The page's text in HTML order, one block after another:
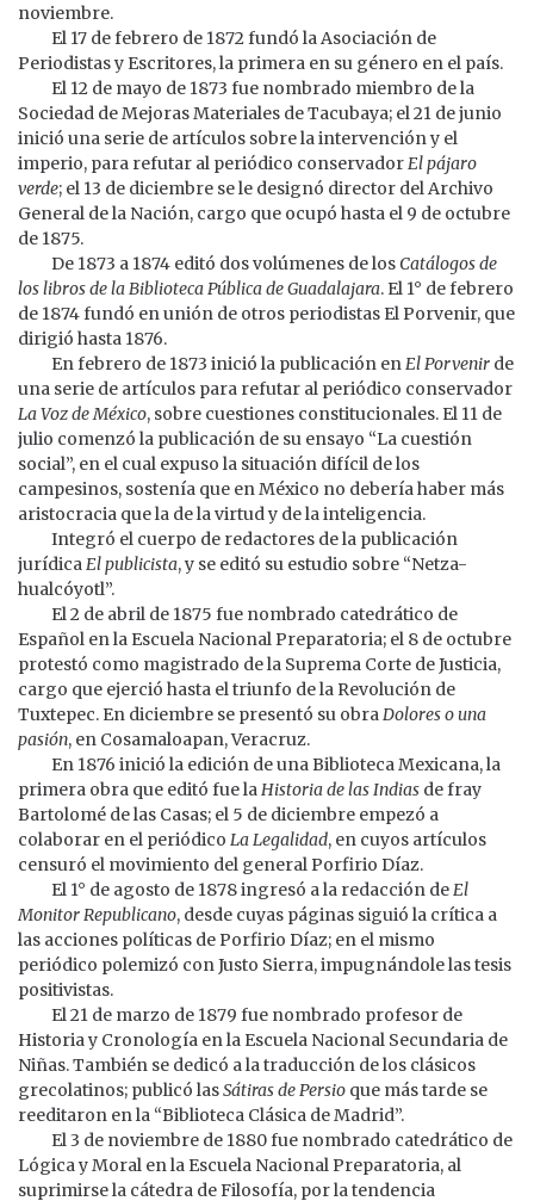
noviembre.
El 17 de febrero de 1872 fundó la Asociación de
Periodistas y Escritores, la primera en su género en el país.
El 12 de mayo de 1873 fue nombrado miembro de la
Sociedad de Mejoras Materiales de Tacubaya; el 21 de junio
inició una serie de artículos sobre la intervención y el
imperio, para refutar al periódico conservadorEl pájaro
verde; el 13 de diciembre se le designó director del Archivo
General de la Nación, cargo que ocupó hasta el 9 de octubre
de 1875.
De 1873 a 1874 editó dos volúmenes de losCatálogos de
los libros de la Biblioteca Pública de Guadalajara. El 1° de febrero
de 1874 fundó en unión de otros periodistas El Porvenir, que
dirigió hasta 1876.
En febrero de 1873 inició la publicación enEl Porvenir de
una serie de artículos para refutar al periódico conservador
La Voz de México, sobre cuestiones constitucionales. El 11 de
julio comenzó la publicación de su ensayo “La cuestión
social”, en el cual expuso la situación difícil de los
campesinos, sostenía que en México no debería haber más
aristocracia que la de la virtud y de la inteligencia.
Integró el cuerpo de redactores de la publicación
jurídicaEl publicista, y se editó su estudio sobre “Netza-
hualcóyotl”.
El 2 de abril de 1875 fue nombrado catedrático de
Español en la Escuela Nacional Preparatoria; el 8 de octubre
protestó como magistrado de la Suprema Corte de Justicia,
cargo que ejerció hasta el triunfo de la Revolución de
Tuxtepec. En diciembre se presentó su obraDolores o una
pasión, en Cosamaloapan, Veracruz.
En 1876 inició la edición de una Biblioteca Mexicana, la
primera obra que editó fue laHistoria de las Indias de fray
Bartolomé de las Casas; el 5 de diciembre empezó a
colaborar en el periódico La Legalidad, en cuyos artículos
censuró el movimiento del general Porfirio Díaz.
El 1° de agosto de 1878 ingresó a la redacción deEl
Monitor Republicano, desde cuyas páginas siguió la crítica a
las acciones políticas de Porfirio Díaz; en el mismo
periódico polemizó con Justo Sierra, impugnándole las tesis
positivistas.
El 21 de marzo de 1879 fue nombrado profesor de
Historia y Cronología en la Escuela Nacional Secundaria de
Niñas. También se dedicó a la traducción de los clásicos
grecolatinos; publicó lasSátiras de Persio que más tarde se
reeditaron en la “Biblioteca Clásica de Madrid”.
El 3 de noviembre de 1880 fue nombrado catedrático de
Lógica y Moral en la Escuela Nacional Preparatoria, al
suprimirse la cátedra de Filosofía, por la tendencia